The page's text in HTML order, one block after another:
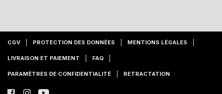
CGV PROTECTION DES DONNÉES MENTIONS LÉGALES
LIVRAISON ET PAIEMENT FAQ
PARAMÈTRES DE CONFIDENTIALITÉ RETRACTATION